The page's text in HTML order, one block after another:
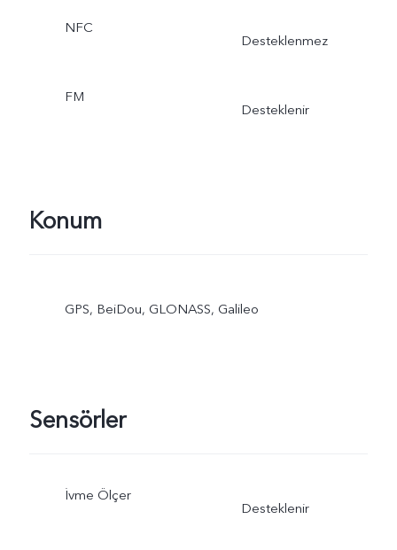
NFC
Desteklenmez
FM
Desteklenir
Konum
GPS, BeiDou, GLONASS, Galileo
Sensörler
İvme Ölçer
Desteklenir